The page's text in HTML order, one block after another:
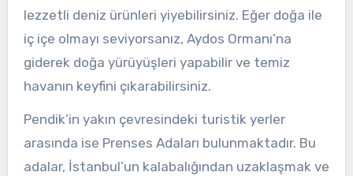
lezzetli deniz ürünleri yiyebilirsiniz. Eğer doğa ile
iç içe olmayı seviyorsanız, Aydos Ormanı’na
giderek doğa yürüyüşleri yapabilir ve temiz
havanın keyfini çıkarabilirsiniz.
Pendik’in yakın çevresindeki turistik yerler
arasında ise Prenses Adaları bulunmaktadır. Bu
adalar, İstanbul’un kalabalığından uzaklaşmak ve